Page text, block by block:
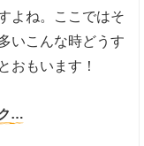
よね。ここではそ
いこんな時どうす
おもいます！
…